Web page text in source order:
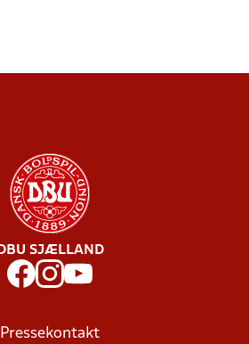
DBU SJÆLLAND
Pressekontakt